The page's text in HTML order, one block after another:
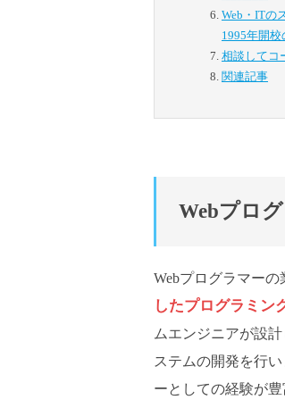
Web・ITの
1995年開
相談してコ
関連記事
Webプロ
Webプログラマーの
したプログラミン
ムエンジニアが設
ステムの開発を行
ーとしての経験が